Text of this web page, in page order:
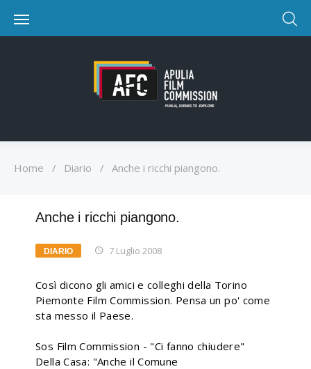
Home / Diario / Anche i ricchi piangono.
Anche i ricchi piangono.
DIARIO 7 Luglio 2008
Così dicono gli amici e colleghi della Torino
Piemonte Film Commission. Pensa un po' come
sta messo il Paese.
Sos Film Commission - "Ci fanno chiudere"
Della Casa: "Anche il Comune